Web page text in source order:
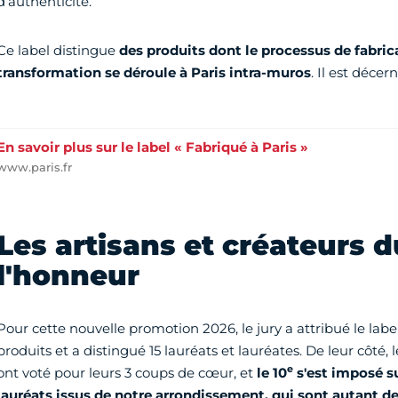
label distingue des produits dont le processus de
se déroule à Paris intra-muros. Il est
savoir plus sur le label « Fabriqué à Paris »
artisans et créateurs
cette nouvelle promotion 2026, le jury a attribué le
et a distingué 15 lauréats et lauréates. De leur côté,
voté pour leurs 3 coups de cœur, et le 10es'est imposé
issus de notre arrondissement, qui sont autant